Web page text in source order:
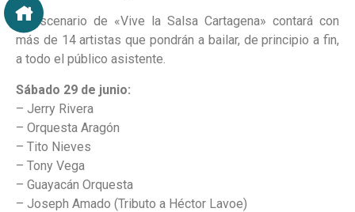
El escenario de «Vive la Salsa Cartagena» contará con
más de 14 artistas que pondrán a bailar, de principio a fin,
a todo el público asistente.
Sábado 29 de junio:
– Jerry Rivera
– Orquesta Aragón
– Tito Nieves
– Tony Vega
– Guayacán Orquesta
– Joseph Amado (Tributo a Héctor Lavoe)